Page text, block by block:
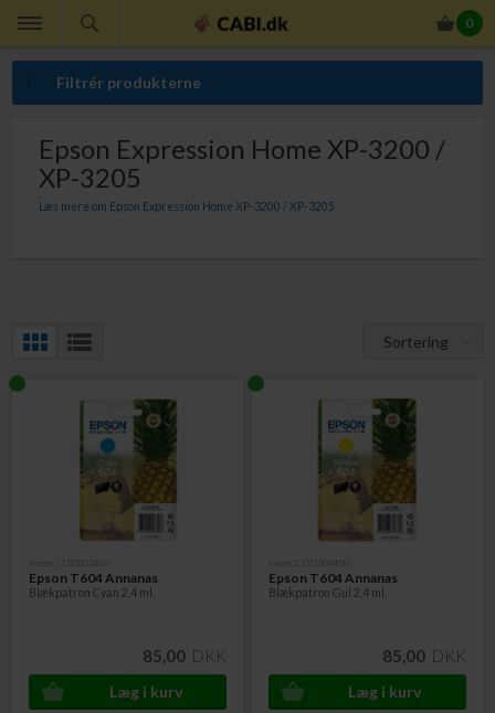
0
Filtrér produkterne
Epson Expression Home XP-3200 /
XP-3205
Læs mere om Epson Expression Home XP-3200 / XP-3205
Sortering
Epson T604 Annanas
Blækpatron Cyan 2,4 ml.
85,00 DKK
Epson T604 Annanas
Blækpatron Gul 2,4 ml.
85,00 DKK